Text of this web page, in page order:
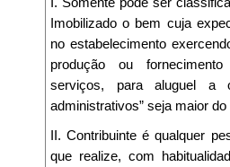
Imobilizado o bem cuja
no estabelecimento
produção ou
serviços, para aluguel a
administrativos” seja maior
II. Contribuinte é qualquer
que realize, com